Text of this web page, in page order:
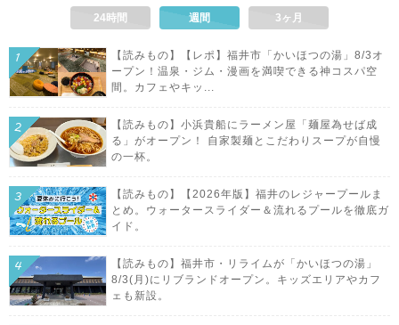
24時間 週間 3ヶ月
【読みもの】【レポ】福井市「かいほつの湯」8/3オ
ープン！温泉・ジム・漫画を満喫できる神コスパ空
間。カフェやキッ...
【読みもの】小浜貴船にラーメン屋「麺屋為せば成
る」がオープン！ 自家製麺とこだわりスープが自慢
の一杯。
【読みもの】【2026年版】福井のレジャープールま
とめ。ウォータースライダー＆流れるプールを徹底ガ
イド。
【読みもの】福井市・リライムが「かいほつの湯」
8/3(月)にリブランドオープン。キッズエリアやカフ
ェも新設。